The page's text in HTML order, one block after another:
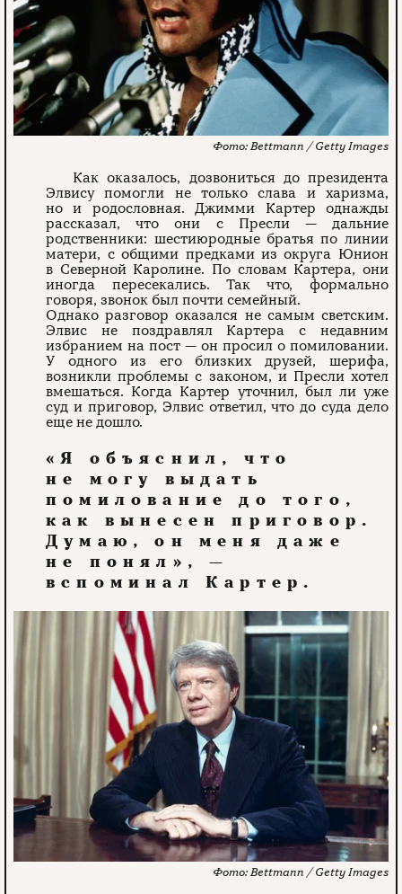
Bettmann / Getty Images
Как оказалось, дозвониться до президента
Элвису помогли не только слава и харизма,
но и родословная. Джимми Картер однажды
рассказал, что они с Пресли — дальние
родственники: шестиюродные братья по линии
матери, с общими предками из округа Юнион
в Северной Каролине. По словам Картера, они
иногда пересекались. Так что, формально
говоря, звонок был почти семейный.
Однако разговор оказался не самым светским.
Элвис не поздравлял Картера с недавним
избранием на пост — он просил о помиловании.
У одного из его близких друзей, шерифа,
возникли проблемы с законом, и Пресли хотел
вмешаться. Когда Картер уточнил, был ли уже
суд и приговор, Элвис ответил, что до суда дело
еще не дошло.
«Я объяснил, что
не могу выдать
помилование до того,
как вынесен приговор.
Думаю, он меня даже
не понял», —
вспоминал Картер.
Bettmann / Getty Images